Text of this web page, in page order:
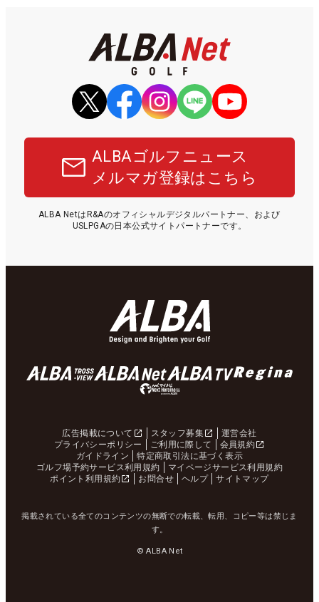
ALBAゴルフニュース
メルマガ登録はこちら
ALBA NetはR&Aのオフィシャルデジタルパートナー、および
USLPGAの日本公式サイトパートナーです。
広告掲載について スタッフ募集
運営会社
プライバシーポリシー
ご利用に際して
会員規約
ガイドライン
特定商取引法に基づく表示
ゴルフ場予約サービス利用規約
マイページサービス利用規約
ポイント利用規約
お問合せ ヘルプ サイトマップ
掲載されている全てのコンテンツの無断での転載、転用、コピー等は禁じま
す。
© ALBA Net